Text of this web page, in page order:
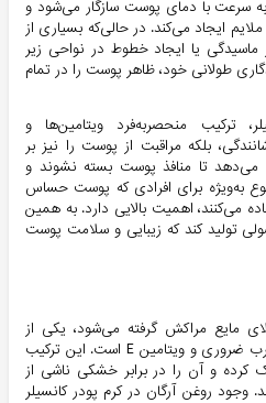
سرعت با دمای پوست سازگار می‌شود و
ایجاد می‌کند. در حالی‌که بسیاری از
یا ایجاد خطوط در نواحی زیر
طولانی خود، ظاهر پوست را در تمام
ترکیب منحصربه‌فرد ویتامین‌ها و
بلکه مراقبت از پوست را نیز بر
می‌دهد تا منافذ پوست بسته نشوند و
به‌ویژه برای افرادی که پوست حساس
می‌کنند، اهمیت بالایی دارد. به همین
تولید کند که زیبایی و سلامت پوست
مایع مراکش گرفته می‌شود، یکی از
غنی‌ترین منابع طبیعی اسیدهای چرب ضروری و ویتامین E است. این ترکیب
و آن را در برابر خشکی ناشی از
روغن آرگان در کرم پودر کانسیلر